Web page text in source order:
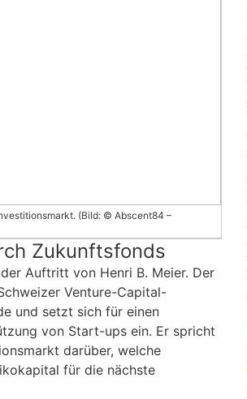
(Bild: © Abscent84 –
Zukunftsfonds
Auftritt von Henri B. Meier. Der
Venture-Capital-
und setzt sich für einen
von Start-ups ein. Er spricht
darüber, welche
für die nächste